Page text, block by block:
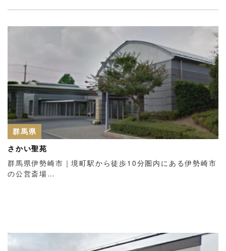
群馬県
さかい聖苑
群馬県伊勢崎市｜境町駅から徒歩10分圏内にある伊勢崎市
の公営斎場…